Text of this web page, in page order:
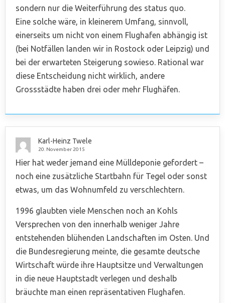
sondern nur die Weiterführung des status quo.
Eine solche wäre, in kleinerem Umfang, sinnvoll,
einerseits um nicht von einem Flughafen abhängig ist
(bei Notfällen landen wir in Rostock oder Leipzig) und
bei der erwarteten Steigerung sowieso. Rational war
diese Entscheidung nicht wirklich, andere
Grossstädte haben drei oder mehr Flughäfen.
Karl-Heinz Twele
20. November 2015
Hier hat weder jemand eine Mülldeponie gefordert –
noch eine zusätzliche Startbahn für Tegel oder sonst
etwas, um das Wohnumfeld zu verschlechtern.
1996 glaubten viele Menschen noch an Kohls
Versprechen von den innerhalb weniger Jahre
entstehenden blühenden Landschaften im Osten. Und
die Bundesregierung meinte, die gesamte deutsche
Wirtschaft würde ihre Hauptsitze und Verwaltungen
in die neue Hauptstadt verlegen und deshalb
bräuchte man einen repräsentativen Flughafen.